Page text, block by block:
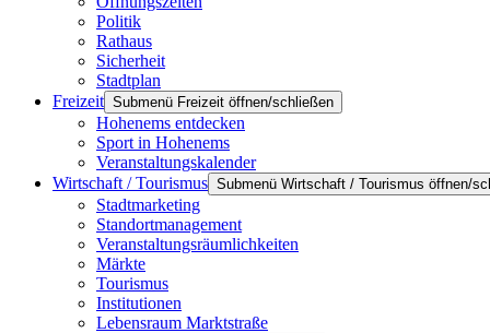
Politik
Rathaus
Sicherheit
Stadtplan
Freizeit Submenü Freizeit öffnen/schließen
Hohenems entdecken
Sport in Hohenems
Veranstaltungskalender
Wirtschaft / Tourismus Submenü Wirtschaft / Tourismus öffnen/
Stadtmarketing
Standortmanagement
Veranstaltungsräumlichkeiten
Märkte
Tourismus
Institutionen
Lebensraum Marktstraße